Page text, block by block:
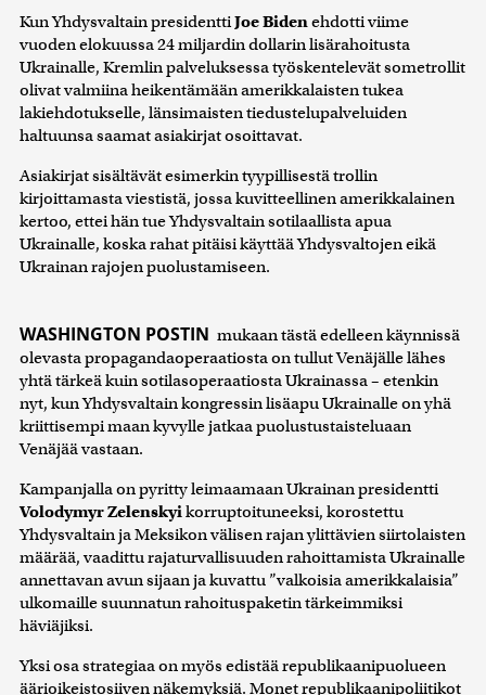
Kun Yhdysvaltain presidenttiJoe Bidenehdotti viime
vuoden elokuussa 24 miljardin dollarin lisärahoitusta
Ukrainalle, Kremlin palveluksessa työskentelevät sometrollit
olivat valmiina heikentämään amerikkalaisten tukea
lakiehdotukselle, länsimaisten tiedustelupalveluiden
haltuunsa saamat asiakirjat osoittavat.
Asiakirjat sisältävät esimerkin tyypillisestä trollin
kirjoittamasta viestistä, jossa kuvitteellinen amerikkalainen
kertoo, ettei hän tue Yhdysvaltain sotilaallista apua
Ukrainalle, koska rahat pitäisi käyttää Yhdysvaltojen eikä
Ukrainan rajojen puolustamiseen.
WASHINGTON POSTIN mukaan tästä edelleen käynnissä
olevasta propagandaoperaatiosta on tullut Venäjälle lähes
yhtä tärkeä kuin sotilasoperaatiosta Ukrainassa – etenkin
nyt, kun Yhdysvaltain kongressin lisäapu Ukrainalle on yhä
kriittisempi maan kyvylle jatkaa puolustustaisteluaan
Venäjää vastaan.
Kampanjalla on pyritty leimaamaan Ukrainan presidentti
Volodymyr Zelenskyikorruptoituneeksi, korostettu
Yhdysvaltain ja Meksikon välisen rajan ylittävien siirtolaisten
määrää, vaadittu rajaturvallisuuden rahoittamista Ukrainalle
annettavan avun sijaan ja kuvattu ”valkoisia amerikkalaisia”
ulkomaille suunnatun rahoituspaketin tärkeimmiksi
häviäjiksi.
Yksi osa strategiaa on myös edistää republikaanipuolueen
äärioikeistosiiven näkemyksiä. Monet republikaanipoliitikot